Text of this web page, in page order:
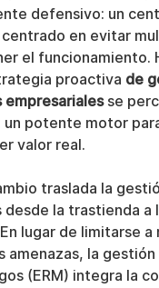
defensivo: un
en evitar
el funcionamiento.
proactiva de
empresariales se
un potente motor
valor real.
traslada la
desde la trastienda a
lugar de limitarse a
amenazas, la
(ERM) integra la